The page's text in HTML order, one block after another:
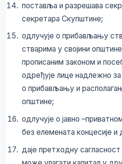
поставља и разрешава
секретара Скупштине;
одлучује о прибављању
стварима у својини
прописаним законом и
одређује лице надлежно
о прибављању и
општине;
одлучује о јавно
без елемената концесије и
даје претходну